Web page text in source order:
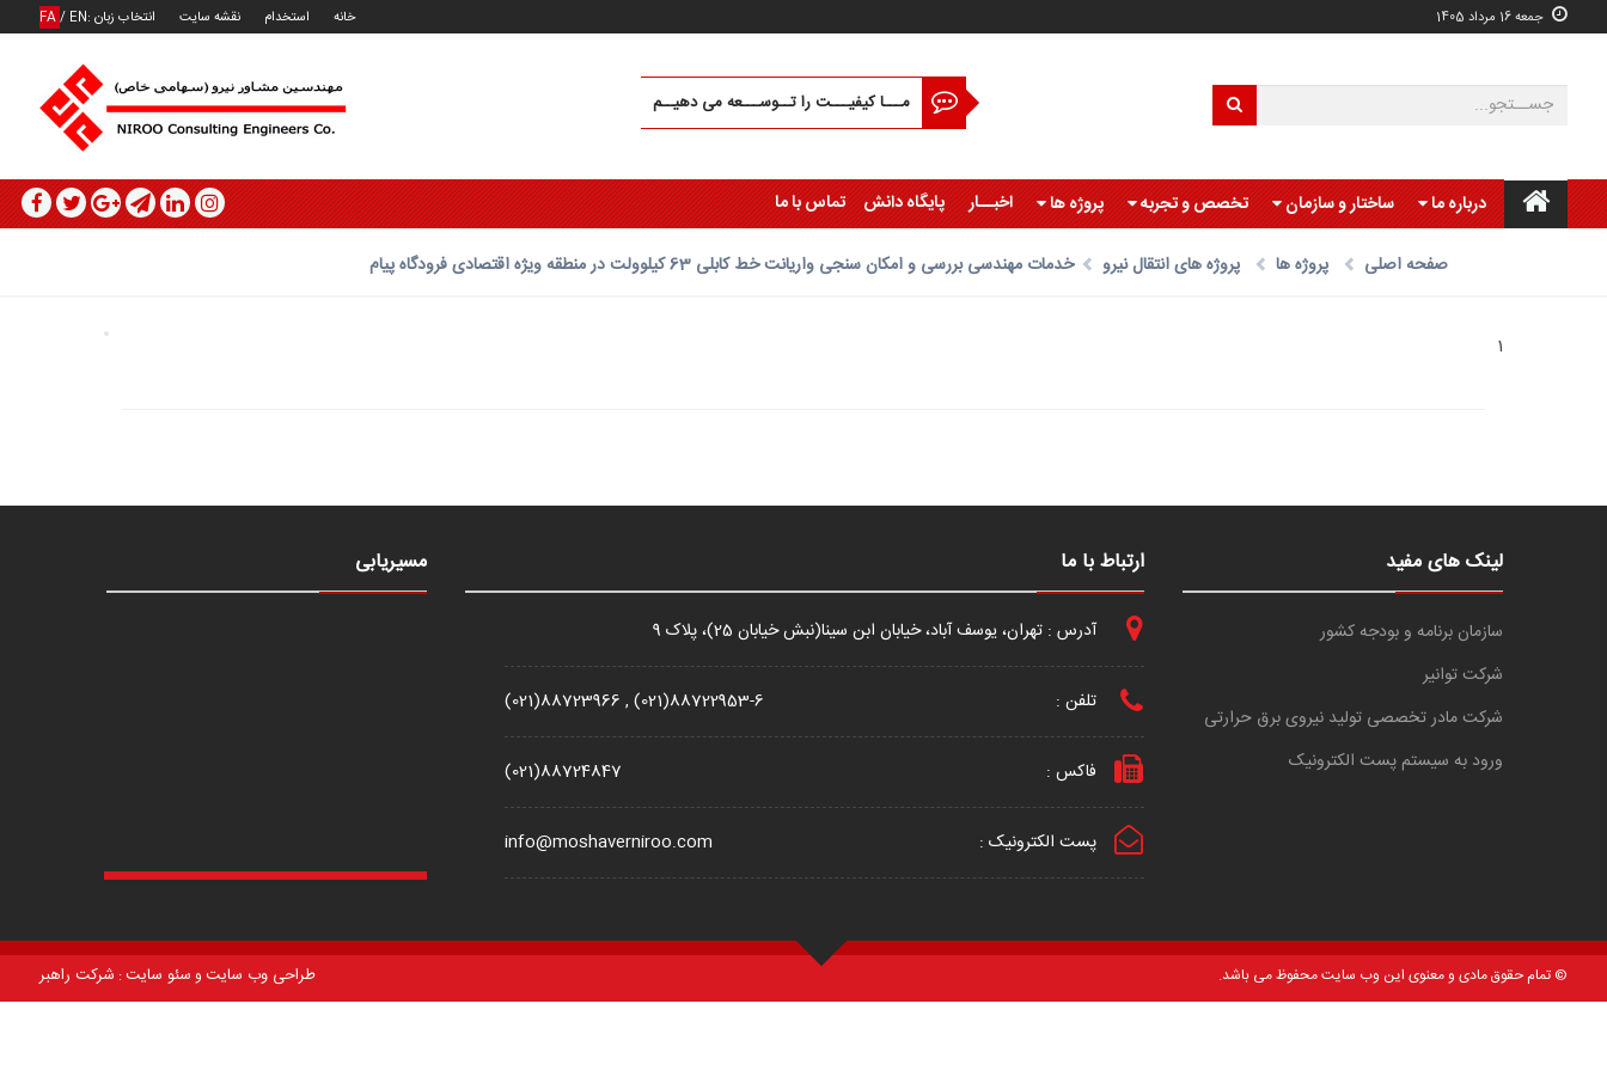
جمعه 16 مرداد 1405 انتخاب زبان : FA/ EN نقشه سایت استخدام خانه
مـــا کیفیـــت را تــوســـعه می دهیــم
درباره ما ساختار و سازمان تخصص و تجربه پروژه ها اخبــار پایگاه دانش تماس با ما
صفحه اصلی پروژه ها پروژه های انتقال نیرو خدمات مهندسی بررسی و امکان سنجی واریانت خط کابلی 63 کیلوولت در منطقه ویژه اقتصادی فرودگاه پیام
1
لینک های مفید
سازمان برنامه و بودجه کشور
شرکت توانیر
شرکت مادر تخصصی تولید نیروی برق حرارتی
ورود به سیستم پست الکترونیک
ارتباط با ما
آدرس : تهران، یوسف آباد، خیابان ابن سینا(نبش خیابان 25)، پلاک 9
تلفن : (021)88723966 , (021)88722953-6
فاکس : (021)88724847
پست الکترونیک : info@moshaverniroo.com
مسیریابی
© تمام حقوق مادی و معنوی این وب سایت محفوظ می باشد. طراحی وب سایت و سئو سایت: شرکت راهبر